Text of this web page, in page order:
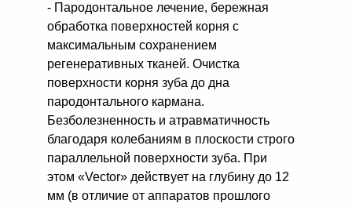
- Пародонтальное лечение, бережная
обработка поверхностей корня с
максимальным сохранением
регенеративных тканей. Очистка
поверхности корня зуба до дна
пародонтального кармана.
Безболезненность и атравматичность
благодаря колебаниям в плоскости строго
параллельной поверхности зуба. При
этом «Vector» действует на глубину до 12
мм (в отличие от аппаратов прошлого